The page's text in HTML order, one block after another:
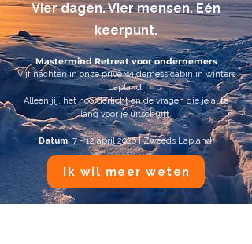
Vier dagen. Vier mensen. Eén
keerpunt.
Mastermind Retreat voor ondernemers
Vijf nachten in onze privé wilderness cabin in winters
Lapland.
Alleen jij, het noorderlicht en de vragen die je al te
lang voor je uitschuift.
Datum: 7 - 12 april 2026 | Zweeds Lapland
Ik wil meer weten